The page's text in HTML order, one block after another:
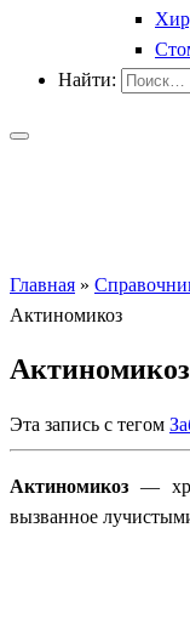
Найти:
Главная »
Актиномикоз
Актиномикоз
Эта запись с тегом
Актиномикоз —
вызванное